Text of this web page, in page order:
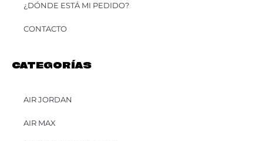
¿DÓNDE ESTÁ MI PEDIDO?
CONTACTO
CATEGORÍAS
AIR JORDAN
AIR MAX